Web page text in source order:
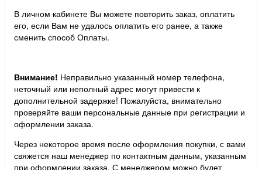
В личном кабинете Вы можете повторить заказ, оплатить
его, если Вам не удалось оплатить его ранее, а также
сменить способ Оплаты.
Внимание! Неправильно указанный номер телефона,
неточный или неполный адрес могут привести к
дополнительной задержке! Пожалуйста, внимательно
проверяйте ваши персональные данные при регистрации и
оформлении заказа.
Через некоторое время после оформления покупки, с вами
свяжется наш менеджер по контактным данным, указанным
при оформлении заказа. С менеджером можно будет